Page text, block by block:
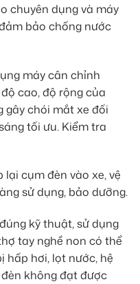
chuyên dụng và máy
bảo chống nước
máy cân chỉnh
cao, độ rộng của
gây chói mắt xe đối
tối ưu. Kiểm tra
lại cụm đèn vào xe, vệ
sử dụng, bảo dưỡng.
kỹ thuật, sử dụng
tay nghề non có thể
hấp hơi, lọt nước, hệ
không đạt được